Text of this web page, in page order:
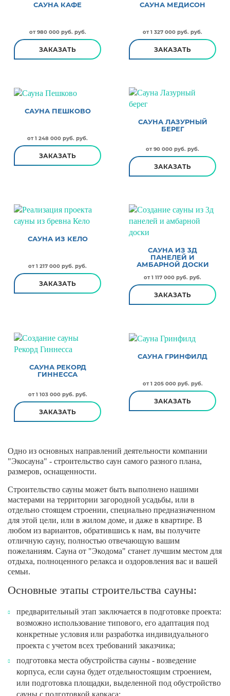
САУНА КАФЕ
от 980 000 руб. руб.
ЗАКАЗАТЬ
САУНА МЕДИСОН
от 1 327 000 руб. руб.
ЗАКАЗАТЬ
САУНА ПЕШКОВО
от 1 248 000 руб. руб.
ЗАКАЗАТЬ
САУНА ЛАЗУРНЫЙ
БЕРЕГ
от 90 000 руб. руб.
ЗАКАЗАТЬ
САУНА ИЗ КЕЛО
от 1 217 000 руб. руб.
ЗАКАЗАТЬ
САУНА ИЗ 3Д
ПАНЕЛЕЙ И
АМБАРНОЙ ДОСКИ
от 1 117 000 руб. руб.
ЗАКАЗАТЬ
САУНА РЕКОРД
ГИННЕССА
от 1 103 000 руб. руб.
ЗАКАЗАТЬ
САУНА ГРИНФИЛД
от 1 205 000 руб. руб.
ЗАКАЗАТЬ
Одно из основных направлений деятельности компании
"Экосауна" - строительство саун самого разного плана,
размеров, оснащенности.
Строительство сауны может быть выполнено нашими
мастерами на территории загородной усадьбы, или в
отдельно стоящем строении, специально предназначенном
для этой цели, или в жилом доме, и даже в квартире. В
любом из вариантов, обратившись к нам, вы получите
отличную сауну, полностью отвечающую вашим
пожеланиям. Сауна от "Экодома" станет лучшим местом для
отдыха, полноценного релакса и оздоровления вас и вашей
семьи.
Основные этапы строительства сауны:
предварительный этап заключается в подготовке проекта:
возможно использование типового, его адаптация под
конкретные условия или разработка индивидуального
проекта с учетом всех требований заказчика;
подготовка места обустройства сауны - возведение
корпуса, если сауна будет отдельностоящим строением,
или подготовка площадки, выделенной под обустройство
сауны с подготовкой каркаса;